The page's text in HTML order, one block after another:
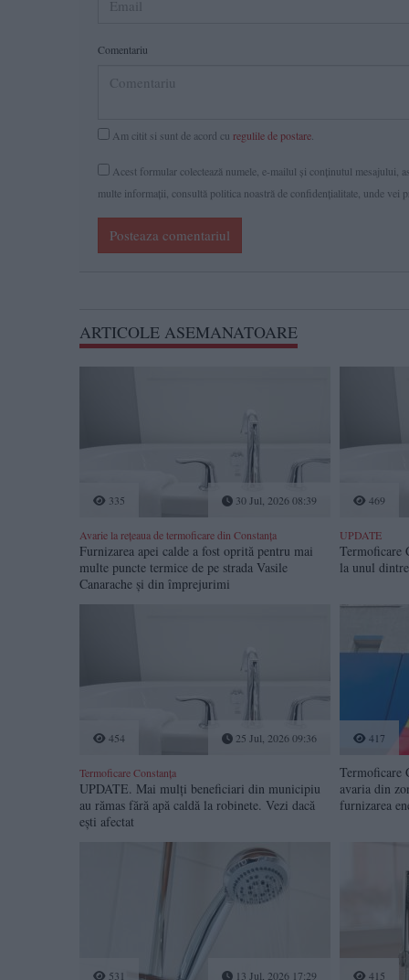
Comentariu
Am citit si sunt de acord cu regulile de postare
Acest formular colectează numele, e-mailul şi conținutul mesajului,
multe informaţii, consultă politica noastră de confidenţialitate, unde vei
Posteaza comentariul
ARTICOLE ASEMANATOARE
335 30 Jul, 2026 08:39
Avarie la rețeaua de termoficare din Constanța
Furnizarea apei calde a fost oprită pentru mai
multe puncte termice de pe strada Vasile
Canarache și din împrejurimi
469
UPDATE
Termoficare
la unul
454 25 Jul, 2026 09:36
Termoficare Constanța
UPDATE. Mai mulți beneficiari din municipiu
au rămas fără apă caldă la robinete. Vezi dacă
ești afectat
417
Termoficare
avaria din
furnizarea
531 13 Jul, 2026 17:29 415